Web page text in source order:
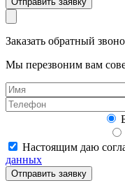
Заказать обратный
Мы перезвоним вам
Настоящим даю
данных
Отправить заявку